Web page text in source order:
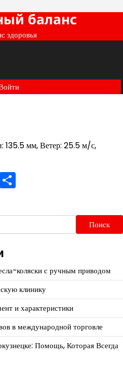
баланс
здоровья
135.5 мм, Ветер: 25.5 м/с,
Odnoklassniki
Поиск
коляски с ручным приводом
клинику
и характеристики
в международной торговле
Помощь, Которая Всегда